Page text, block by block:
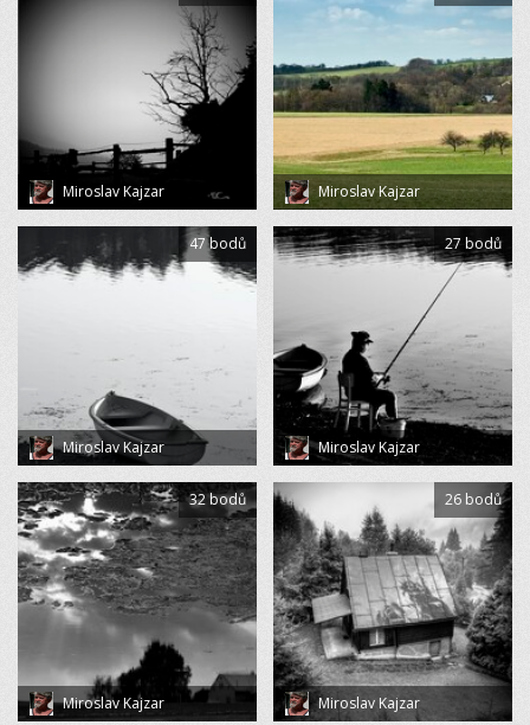
Miroslav Kajzar Miroslav Kajzar
Miroslav Kajzar
47 bodů
Miroslav Kajzar
27 bodů
Miroslav Kajzar
32 bodů
Miroslav Kajzar
26 bodů